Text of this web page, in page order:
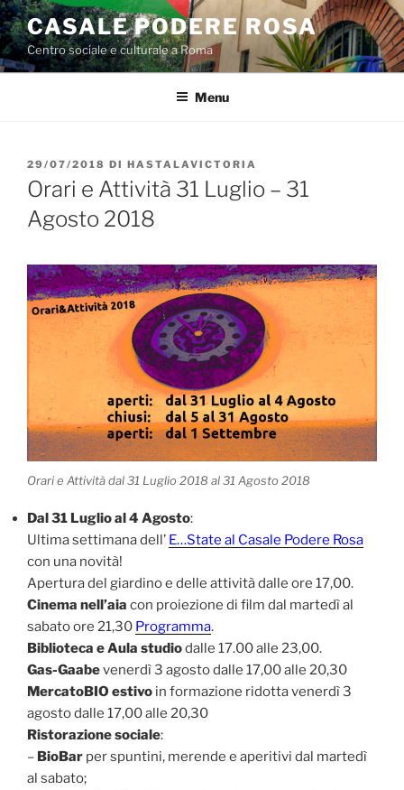
Salta
al
contenuto
CASALE PODERE ROSA
Centro sociale e culturale a Roma
Menu
PUBBLICATO
IL
29/07/2018 DI HASTALAVICTORIA
Orari e Attività 31 Luglio – 31
Agosto 2018
Orari e Attività dal 31 Luglio 2018 al 31 Agosto 2018
Dal 31 Luglio al 4 Agosto:
Ultima settimana dell’ E…State al Casale Podere Rosa
con una novità!
Apertura del giardino e delle attività dalle ore 17,00.
Cinema nell’aia con proiezione di film dal martedì al
sabato ore 21,30 Programma.
Biblioteca e Aula studiodalle 17.00 alle 23,00.
Gas-Gaabevenerdì 3 agosto dalle 17,00 alle 20,30
MercatoBIO estivo in formazione ridotta venerdì 3
agosto dalle 17,00 alle 20,30
Ristorazione sociale:
– BioBar per spuntini, merende e aperitivi dal martedì
al sabato;